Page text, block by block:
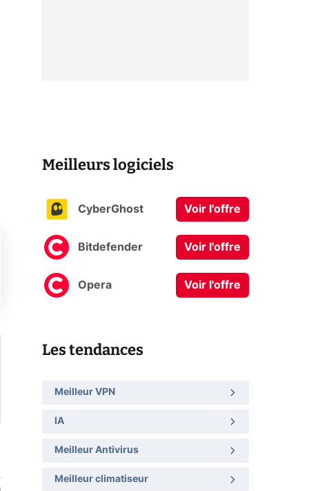
Meilleurs logiciels
CyberGhost Voir l'offre
Bitdefender Voir l'offre
Opera Voir l'offre
Les tendances
Meilleur VPN
IA
Meilleur Antivirus
Meilleur climatiseur